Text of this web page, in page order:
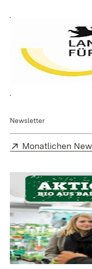
Newsletter
Extern:
Monatlichen